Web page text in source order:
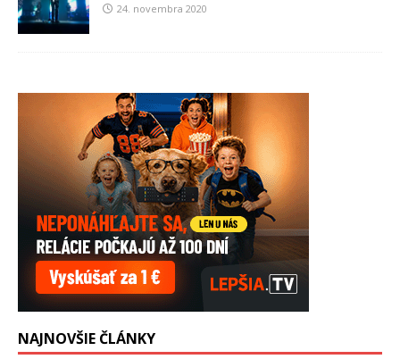
24. novembra 2020
NAJNOVŠIE ČLÁNKY